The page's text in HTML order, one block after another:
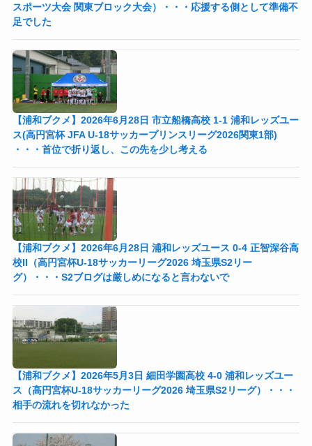
スポーツ大会 関東ブロック大会）・・・応援する側として準備不
足でした
【浦和ブクメ】2026年6月28日 市立船橋高校 1-1 浦和レッズユー
ス(高円宮杯 JFA U-18サッカープリンスリーグ2026関東1部)
・・・首位で折り返し、この先を少し考える
【浦和ブクメ】2026年6月28日 浦和レッズユース 0-4 正智深谷高
校II（高円宮杯U-18サッカーリーグ2026 埼玉県S2リー
グ）・・・S2ブログは厳しめになると言わないで
【浦和ブクメ】2026年5月3日 細田学園高校 4-0 浦和レッズユー
ス（高円宮杯U-18サッカーリーグ2026 埼玉県S2リーグ）・・・
相手の流れを切れなかった